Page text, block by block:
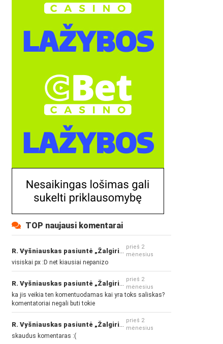
TOP naujausi komentarai
prieš 2
mėnesius
visiskai px :D net kiausiai nepanizo
prieš 2
mėnesius
ka jis veikia ten komentuodamas kai yra toks saliskas?
komentatoriai negali buti tokie
prieš 2
mėnesius
skaudus komentaras :(